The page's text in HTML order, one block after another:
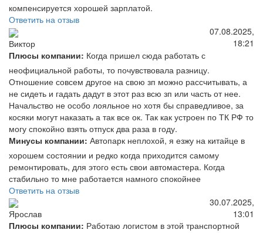
компенсируется хорошей зарплатой.
Ответить на отзыв
Виктор
07.08.2025,
18:21
Плюсы компании: Когда пришел сюда работать с
неофициальной работы, то почувствовала разницу.
Отношение совсем другое на свою зп можно рассчитывать, а
не сидеть и гадать дадут в этот раз всю зп или часть от нее.
Начальство не особо лояльное но хотя бы справедливое, за
косяки могут наказать а так все ок. Так как устроен по ТК РФ то
могу спокойно взять отпуск два раза в году.
Минусы компании: Автопарк неплохой, я езжу на китайце в
хорошем состоянии и редко когда приходится самому
ремонтировать, для этого есть свои автомастера. Когда
стабильно то мне работается намного спокойнее
Ответить на отзыв
Ярослав
30.07.2025,
13:01
Плюсы компании: Работаю логистом в этой транспортной